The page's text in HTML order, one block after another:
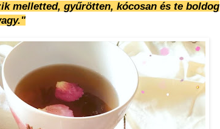
melletted, gyűrötten, kócosan és te boldog